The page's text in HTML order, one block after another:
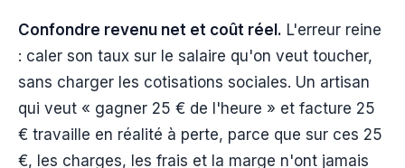
Confondre revenu net et coût réel. L'erreur reine
: caler son taux sur le salaire qu'on veut toucher,
sans charger les cotisations sociales. Un artisan
qui veut « gagner 25 € de l'heure » et facture 25
€ travaille en réalité à perte, parce que sur ces 25
€, les charges, les frais et la marge n'ont jamais